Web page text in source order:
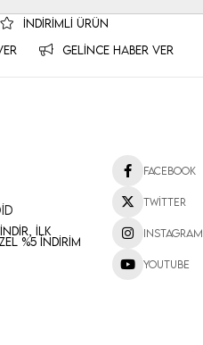
İNDIRIMLI ÜRÜN
GELINCE HABER VER
İndir, İlk
%5 İndirim
Facebook
Twitter
Instagram
Youtube